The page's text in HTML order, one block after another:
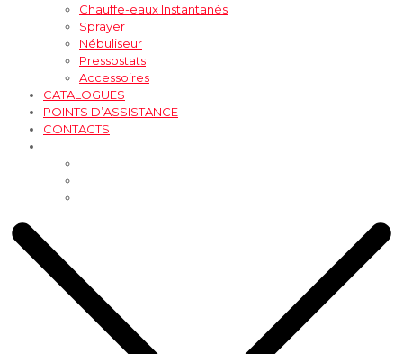
Chauffe-eaux Instantanés
Sprayer
Nébuliseur
Pressostats
Accessoires
CATALOGUES
POINTS D’ASSISTANCE
CONTACTS